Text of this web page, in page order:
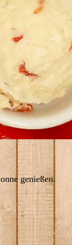
genießen.
Zahlungsarten